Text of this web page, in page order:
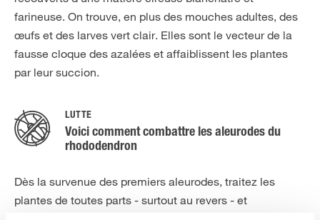
farineuse. On trouve, en plus des mouches adultes, des
œufs et des larves vert clair. Elles sont le vecteur de la
fausse cloque des azalées et affaiblissent les plantes
par leur succion.
LUTTE
Voici comment combattre les aleurodes du
rhododendron
Dès la survenue des premiers aleurodes, traitez les
plantes de toutes parts - surtout au revers - et